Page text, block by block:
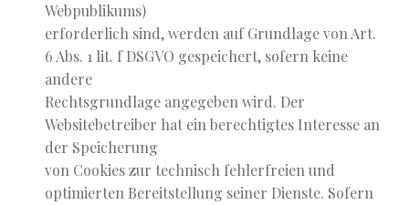
Webpublikums)
erforderlich sind, werden auf Grundlage von Art.
6 Abs. 1 lit. f DSGVO gespeichert, sofern keine
andere
Rechtsgrundlage angegeben wird. Der
Websitebetreiber hat ein berechtigtes Interesse an
der Speicherung
von Cookies zur technisch fehlerfreien und
optimierten Bereitstellung seiner Dienste. Sofern